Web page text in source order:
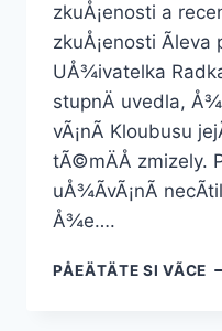
zkuÅ¡enosti a
zkuÅ¡enosti Ãleva
UÅ¾ivatelka
stupnÄ uvedla,
vÃ¡nÃ­ Kloubusu
tÃ©mÄÅ zmizely.
uÅ¾Ã­vÃ¡nÃ­
Å¾e….
PÅEÄTÄTE SI VÃ­CE